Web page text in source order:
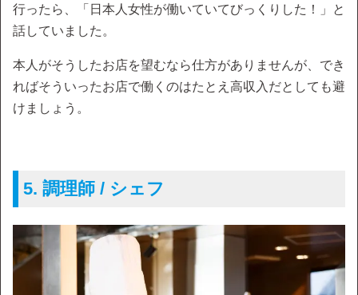
行ったら、「日本人女性が働いていてびっくりした！」と
話していました。
本人がそうしたお店を望むなら仕方がありませんが、でき
ればそういったお店で働くのはたとえ高収入だとしても避
けましょう。
5. 調理師 / シェフ